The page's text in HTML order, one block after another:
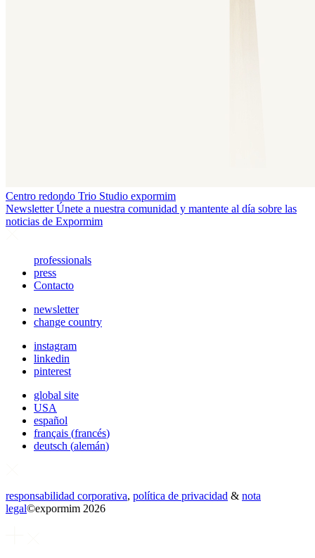
Centro redondo Trio Studio expormim
Newsletter Únete a nuestra comunidad y mantente al día sobre las
noticias de Expormim
professionals
press
Contacto
newsletter
change country
instagram
linkedin
pinterest
global site
USA
español
français (francés)
deutsch (alemán)
responsabilidad corporativa, política de privacidad & nota
legal©expormim 2026